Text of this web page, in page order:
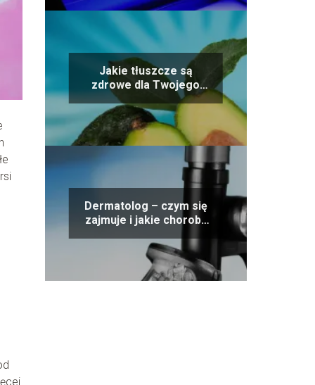
Jakie tłuszcze są
zdrowe dla Twojego
organizmu? Oto
przegląd najlepszych
opcji!
Dermatolog – czym się
zajmuje i jakie choroby